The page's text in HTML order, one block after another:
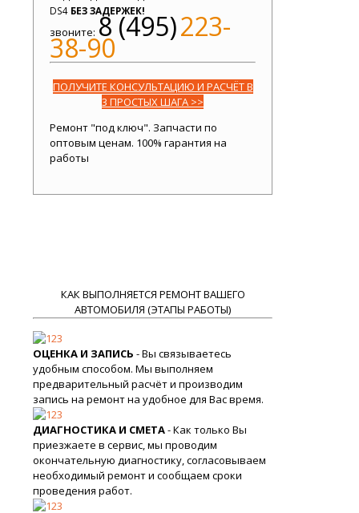
DS4 БЕЗ ЗАДЕРЖЕК!
звоните: 8 (495)223-
38-90
ПОЛУЧИТЕ КОНСУЛЬТАЦИЮ И РАСЧЁТ В
3 ПРОСТЫХ ШАГА >>
Ремонт "под ключ". Запчасти по
оптовым ценам. 100% гарантия на
работы
КАК ВЫПОЛНЯЕТСЯ РЕМОНТ ВАШЕГО
АВТОМОБИЛЯ (ЭТАПЫ РАБОТЫ)
ОЦЕНКА И ЗАПИСЬ - Вы связываетесь
удобным способом. Мы выполняем
предварительный расчёт и производим
запись на ремонт на удобное для Вас время.
ДИАГНОСТИКА И СМЕТА- Как только Вы
приезжаете в сервис, мы проводим
окончательную диагностику, согласовываем
необходимый ремонт и сообщаем сроки
проведения работ.